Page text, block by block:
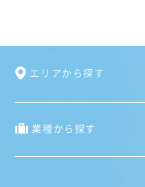
エリアから探す
業種から探す